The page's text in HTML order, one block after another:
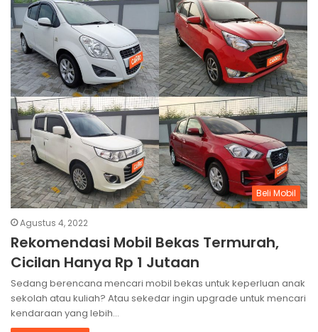
Beli Mobil
Agustus 4, 2022
Rekomendasi Mobil Bekas Termurah,
Cicilan Hanya Rp 1 Jutaan
Sedang berencana mencari mobil bekas untuk keperluan anak
sekolah atau kuliah? Atau sekedar ingin upgrade untuk mencari
kendaraan yang lebih…